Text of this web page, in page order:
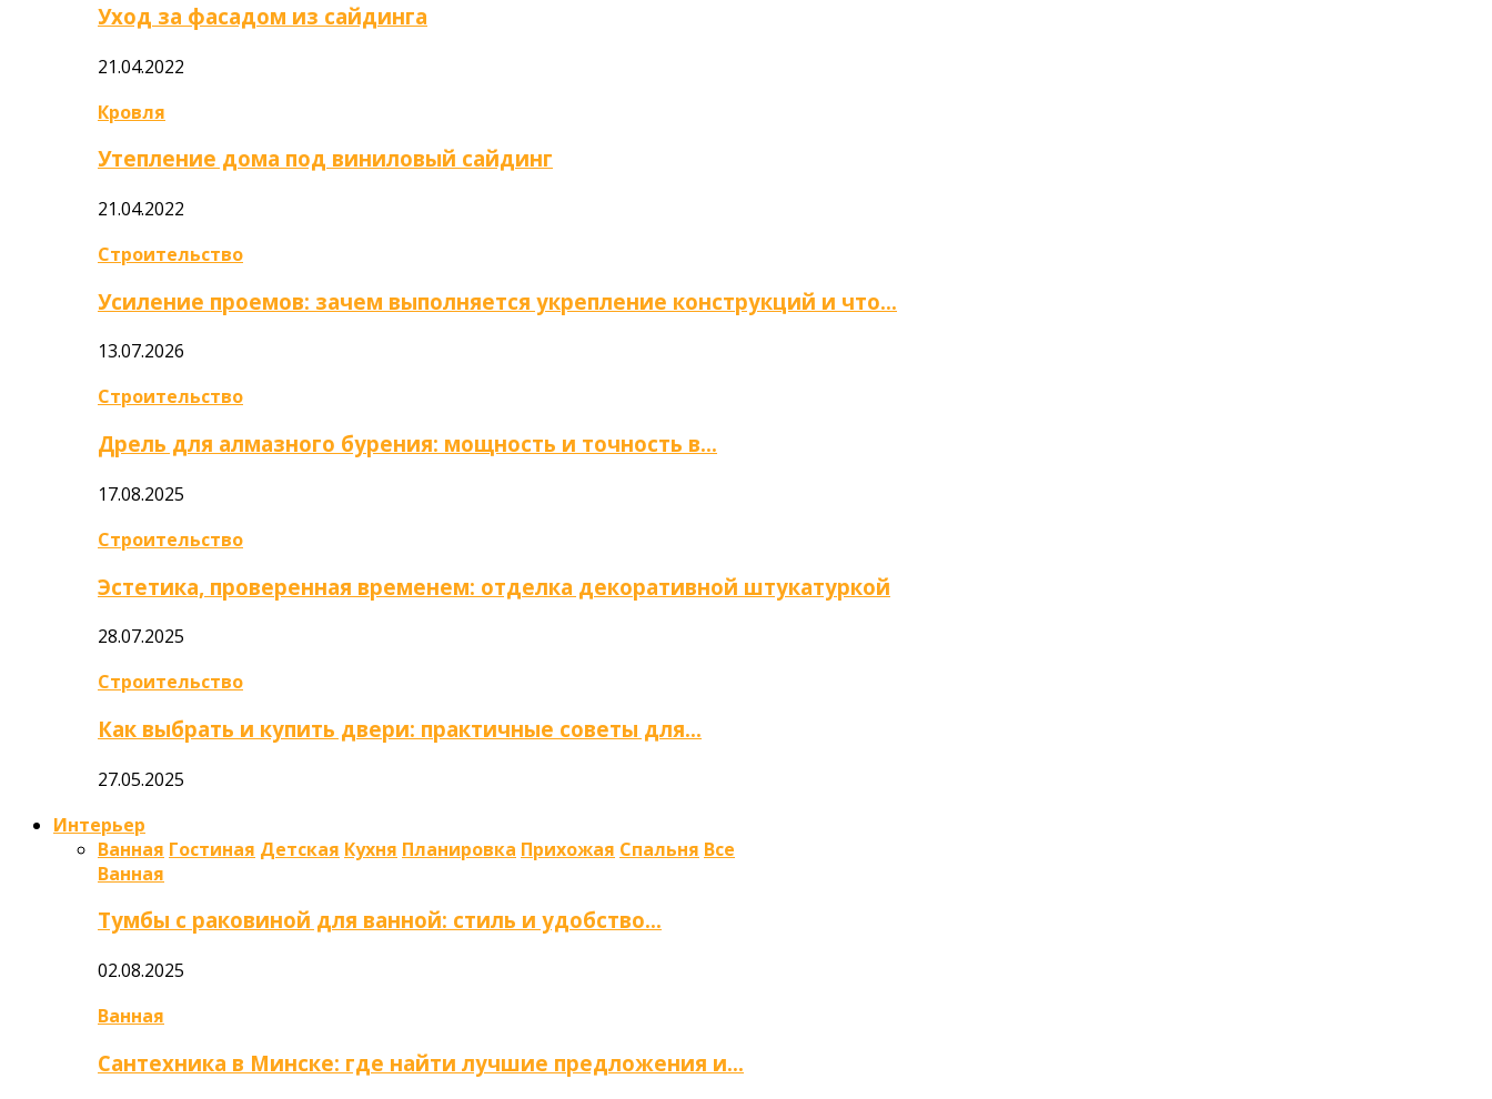
Уход за фасадом из сайдинга
21.04.2022
Кровля
Утепление дома под виниловый сайдинг
21.04.2022
Строительство
Усиление проемов: зачем выполняется укрепление конструкций и что…
13.07.2026
Строительство
Дрель для алмазного бурения: мощность и точность в…
17.08.2025
Строительство
Эстетика, проверенная временем: отделка декоративной штукатуркой
28.07.2025
Строительство
Как выбрать и купить двери: практичные советы для…
27.05.2025
Интерьер
Ванная Гостиная Детская Кухня Планировка Прихожая Спальня Все
Ванная
Тумбы с раковиной для ванной: стиль и удобство…
02.08.2025
Ванная
Сантехника в Минске: где найти лучшие предложения и…